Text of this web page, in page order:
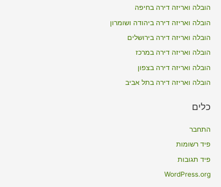
o
r
:
הובלה ואריזה דירה בחיפה
הובלה ואריזה דירה ביהודה ושומרון
הובלה ואריזה דירה בירושלים
הובלה ואריזה דירה במרכז
הובלה ואריזה דירה בצפון
הובלה ואריזה דירה בתל אביב
כלים
התחבר
פיד רשומות
פיד תגובות
WordPress.org